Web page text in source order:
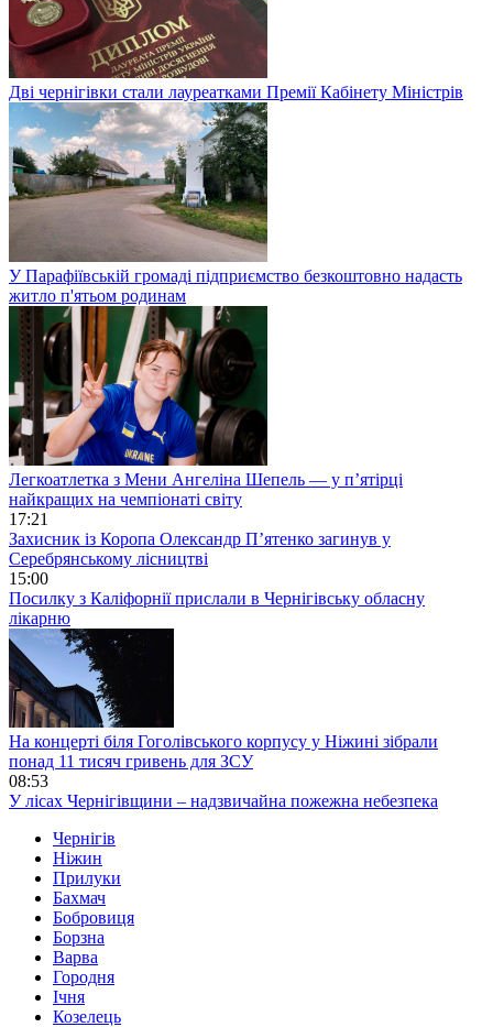
Дві чернігівки стали лауреатками Премії Кабінету Міністрів
У Парафіївській громаді підприємство безкоштовно надасть
житло п'ятьом родинам
Легкоатлетка з Мени Ангеліна Шепель — у п’ятірці
найкращих на чемпіонаті світу
17:21
Захисник із Коропа Олександр П’ятенко загинув у
Серебрянському лісництві
15:00
Посилку з Каліфорнії прислали в Чернігівську обласну
лікарню
На концерті біля Гоголівського корпусу у Ніжині зібрали
понад 11 тисяч гривень для ЗСУ
08:53
У лісах Чернігівщини – надзвичайна пожежна небезпека
Чернігів
Ніжин
Прилуки
Бахмач
Бобровиця
Борзна
Варва
Городня
Ічня
Козелець